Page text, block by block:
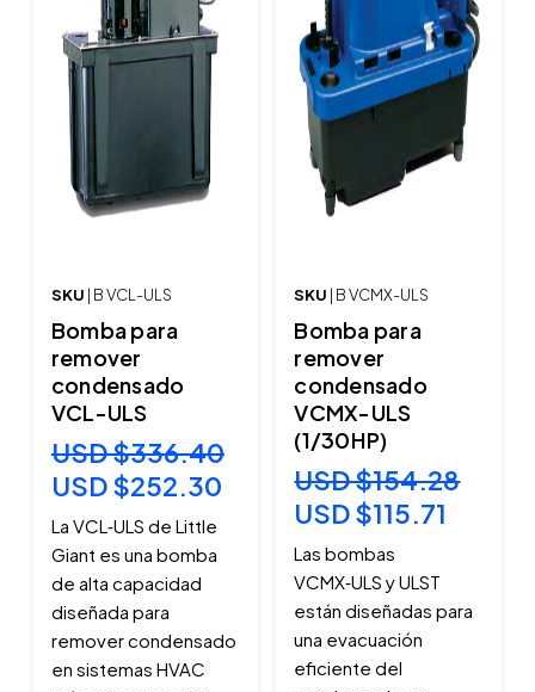
SKU | B VCL-ULS
Bomba para
remover
condensado
VCL-ULS
USD $336.40
USD $252.30
La VCL‑ULS de Little
Giant es una bomba
de alta capacidad
diseñada para
remover condensado
en sistemas HVAC
SKU | B VCMX-ULS
Bomba para
remover
condensado
VCMX-ULS
(1/30HP)
USD $154.28
USD $115.71
Las bombas
VCMX‑ULS y ULST
están diseñadas para
una evacuación
eficiente del